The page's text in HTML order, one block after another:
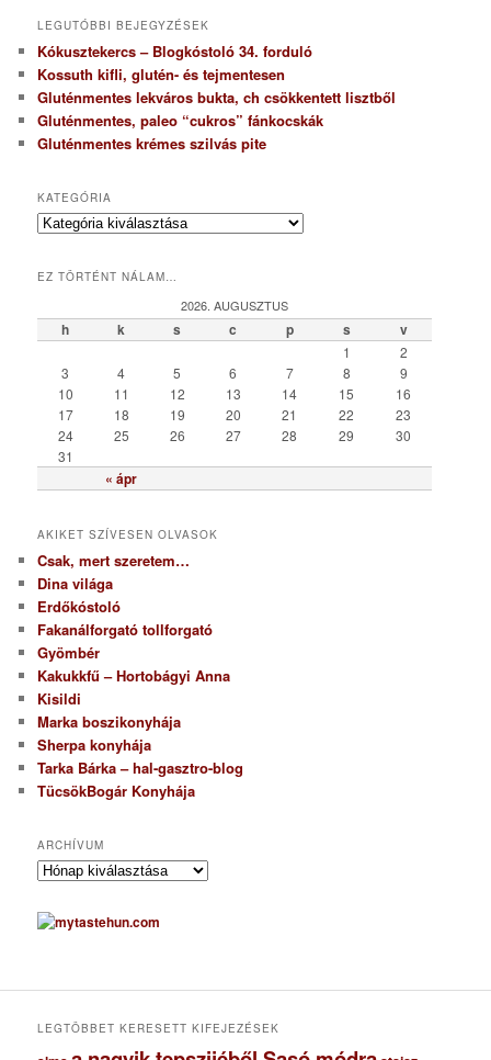
LEGUTÓBBI BEJEGYZÉSEK
Kókusztekercs – Blogkóstoló 34. forduló
Kossuth kifli, glutén- és tejmentesen
Gluténmentes lekváros bukta, ch csökkentett lisztből
Gluténmentes, paleo “cukros” fánkocskák
Gluténmentes krémes szilvás pite
KATEGÓRIA
K
e
r
EZ TÖRTÉNT NÁLAM…
2026. AUGUSZTUS
h k s c p s v
« ápr
1
2
3
4 5 6 7 8
9
10
11 12 13 14 15
16
17
18 19 20 21 22
23
24
25 26 27 28 29
30
31
AKIKET SZÍVESEN OLVASOK
Csak, mert szeretem…
Dina világa
Erdőkóstoló
Fakanálforgató tollforgató
Gyömbér
Kakukkfű – Hortobágyi Anna
Kisildi
Marka boszikonyhája
Sherpa konyhája
Tarka Bárka – hal-gasztro-blog
TücsökBogár Konyhája
ARCHÍVUM
A
c
h
u
LEGTÖBBET KERESETT KIFEJEZÉSEK